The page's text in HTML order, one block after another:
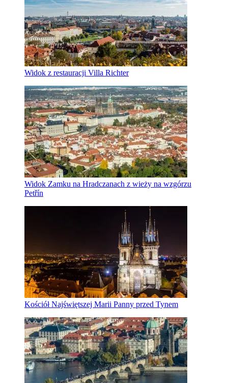
Widok z restauracji Villa Richter
Widok Zamku na Hradczanach z wieży na wzgórzu
Petřín
Kościół Najświętszej Marii Panny przed Tynem